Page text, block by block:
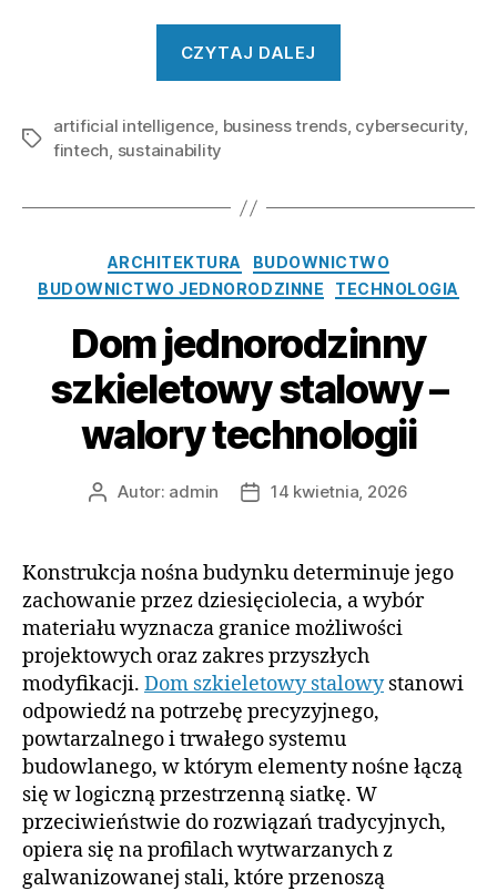
CZYTAJ DALEJ
Business
the
Next
Year”
Tagi
artificial intelligence, business trends, cybersecurity,
fintech, sustainability
Kategorie
ARCHITEKTURA
BUDOWNICTWO
BUDOWNICTWO JEDNORODZINNE
TECHNOLOGIA
Dom jednorodzinny
szkieletowy stalowy –
walory technologii
AutorAutor: admin
Data14 kwietnia, 2026
Konstrukcja nośna budynku determinuje jego
zachowanie przez dziesięciolecia, a wybór
materiału wyznacza granice możliwości
projektowych oraz zakres przyszłych
modyfikacji. Dom szkieletowy stalowystanowi
odpowiedź na potrzebę precyzyjnego,
powtarzalnego i trwałego systemu
budowlanego, w którym elementy nośne łączą
się w logiczną przestrzenną siatkę. W
przeciwieństwie do rozwiązań tradycyjnych,
opiera się na profilach wytwarzanych z
galwanizowanej stali, które przenoszą